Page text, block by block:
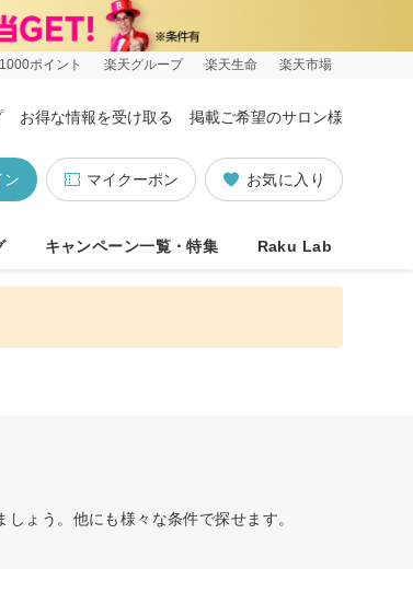
ポイント 楽天グループ 楽天生命 楽天市場
お得な情報を受け取る 掲載ご希望のサロン様
お気に入り
マイクーポン
ン
キャンペーン一覧・特集 Raku Lab
ょう。他にも様々な条件で探せます。